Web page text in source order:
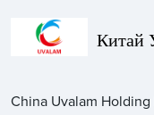
Китай
China Uvalam Holding